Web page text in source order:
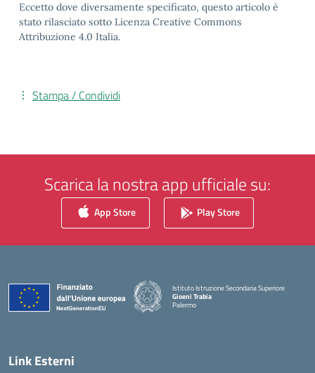
Eccetto dove diversamente specificato, questo articolo è
stato rilasciato sotto Licenza Creative Commons
Attribuzione 4.0 Italia.
Stampa / Condividi
Scarica la nostra app ufficiale su:
App Store Play Store
Istituto Istruzione Secondaria Superiore
Gioeni Trabia
Palermo
Link Esterni